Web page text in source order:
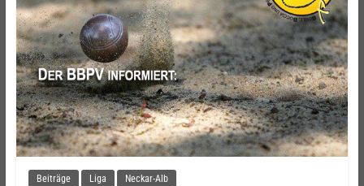
Beiträge Liga Neckar-Alb